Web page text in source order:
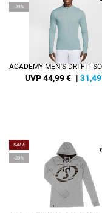
-30%
UVP 44,99 € | 31,49
SALE
-20%